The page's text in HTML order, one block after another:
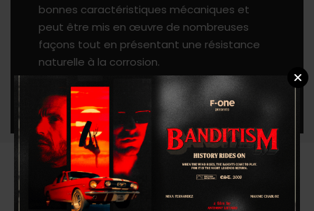
bonnes caractéristiques mécaniques et
peut être mis en œuvre de nombreuses
façons tout en présentant une résistance
naturelle à la corrosion.
Produits associés